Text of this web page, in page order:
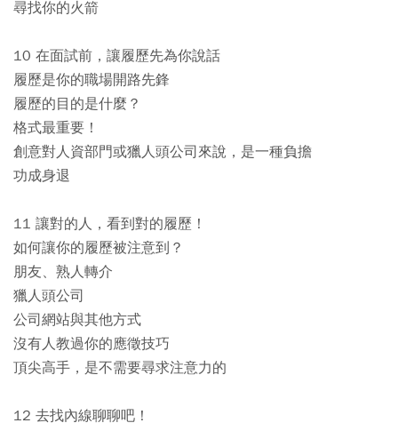
尋找你的火箭
10 在面試前，讓履歷先為你說話
履歷是你的職場開路先鋒
履歷的目的是什麼？
格式最重要！
創意對人資部門或獵人頭公司來說，是一種負擔
功成身退
11 讓對的人，看到對的履歷！
如何讓你的履歷被注意到？
朋友、熟人轉介
獵人頭公司
公司網站與其他方式
沒有人教過你的應徵技巧
頂尖高手，是不需要尋求注意力的
12 去找內線聊聊吧！